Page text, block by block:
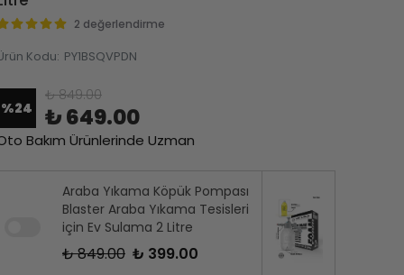
2 değerlendirme
Kodu: PY1BSQVPDN
%24
₺ 849.00
₺ 649.00
Bakım Ürünlerinde Uzman
Araba Yıkama Köpük Pompası
Blaster Araba Yıkama Tesisleri
için Ev Sulama 2 Litre
₺ 849.00 ₺ 399.00